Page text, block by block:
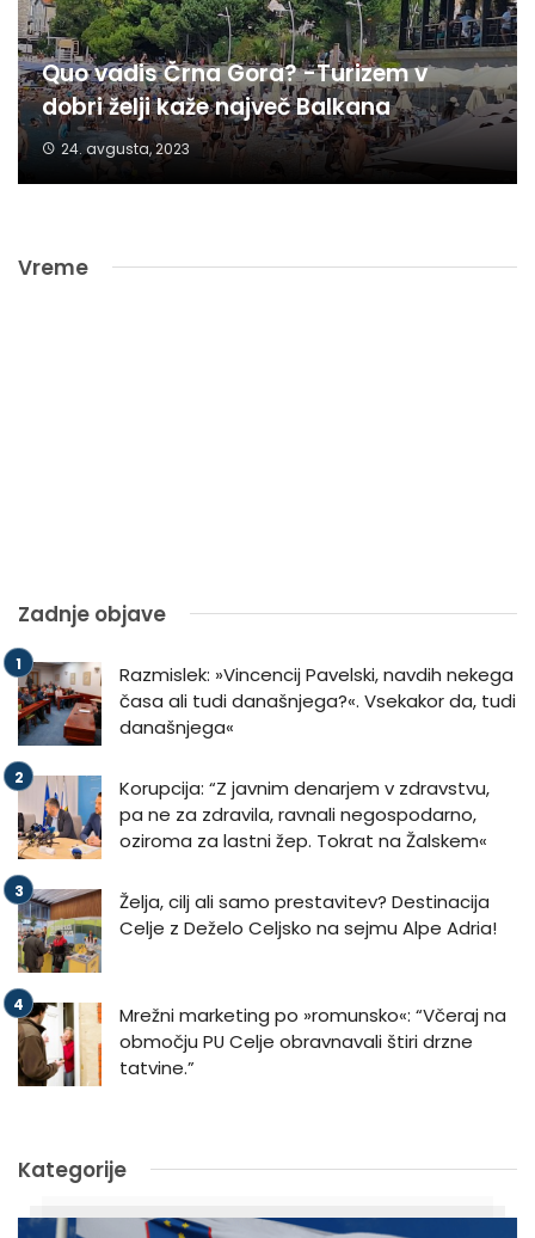
Quo vadis Črna Gora? -Turizem v
dobri želji kaže največ Balkana
24. avgusta, 2023
Vreme
Zadnje objave
Razmislek: »Vincencij Pavelski, navdih nekega
časa ali tudi današnjega?«. Vsekakor da, tudi
današnjega«
Korupcija: “Z javnim denarjem v zdravstvu,
pa ne za zdravila, ravnali negospodarno,
oziroma za lastni žep. Tokrat na Žalskem«
Želja, cilj ali samo prestavitev? Destinacija
Celje z Deželo Celjsko na sejmu Alpe Adria!
Mrežni marketing po »romunsko«: “Včeraj na
območju PU Celje obravnavali štiri drzne
tatvine.”
Kategorije